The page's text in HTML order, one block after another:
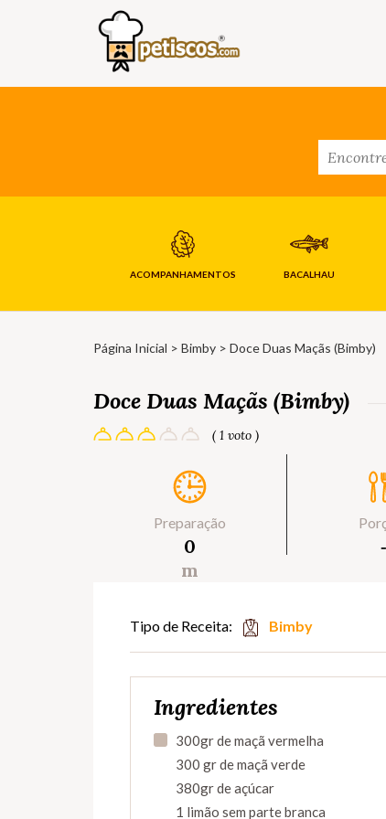
ACOMPANHAMENTOS BACALHAU
Página Inicial > Bimby > Doce Duas Maçãs (Bimby)
Doce Duas Maçãs (Bimby)
( 1 voto )
Preparação
0
m
‐
Tipo de Receita: Bimby
Ingredientes
300gr de maçã vermelha
300 gr de maçã verde
380gr de açúcar
1 limão sem parte branca